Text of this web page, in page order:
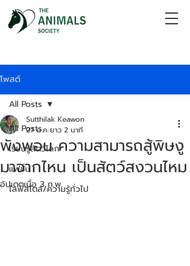
โพสต์
All Posts
เรียนรู้สัตว์โลก
แฟชั่น
ไลฟ์สไตล์/ความรู้ทั่วไป
All Posts
พังพอน ความสามารถสู้พิษงู
มาจากไหน เป็นสัตว์สงวนไหม
Sutthilak Keawon
27 ม.ค.ยาว 2 นาที
อัปเดตเมื่อ3 ก.พ.